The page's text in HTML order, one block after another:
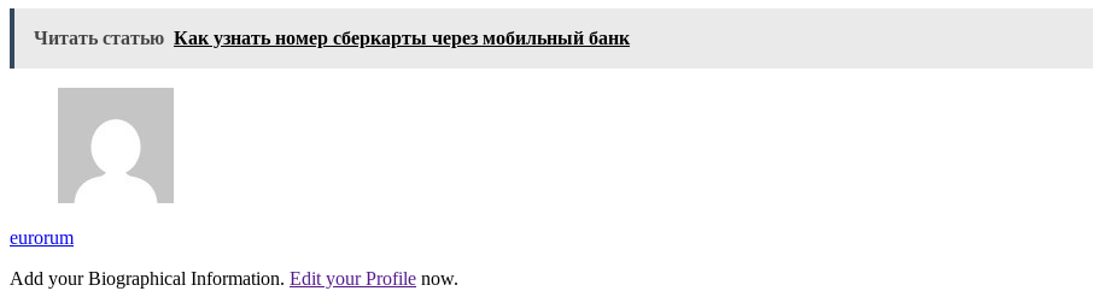
Читать статью Как узнать номер сберкарты через мобильный банк
eurorum
Add your Biographical Information. Edit your Profile now.